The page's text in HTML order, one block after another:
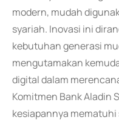
modern, mudah
syariah. Inovasi ini
kebutuhan generasi
mengutamakan
digital dalam
Komitmen Bank Aladin
kesiapannya